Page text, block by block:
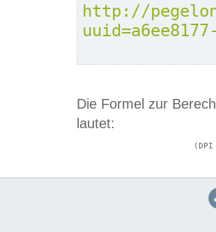
http://
Die Formel zur
lautet: